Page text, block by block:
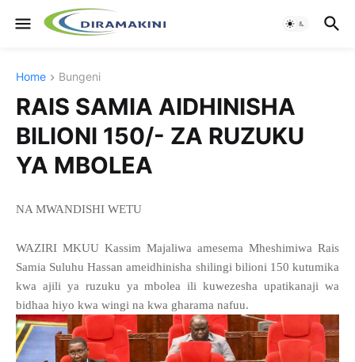
Home Bungeni
RAIS SAMIA AIDHINISHA
BILIONI 150/- ZA RUZUKU
YA MBOLEA
NA MWANDISHI WETU
WAZIRI MKUU Kassim Majaliwa amesema Mheshimiwa Rais
Samia Suluhu Hassan ameidhinisha shilingi bilioni 150 kutumika
kwa ajili ya ruzuku ya mbolea ili kuwezesha upatikanaji wa
bidhaa hiyo kwa wingi na kwa gharama nafuu.